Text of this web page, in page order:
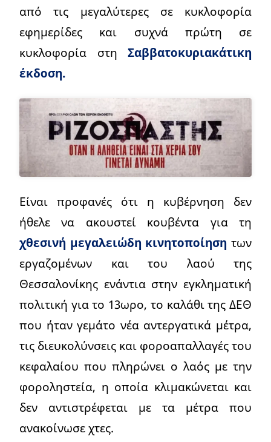
από τις μεγαλύτερες σε κυκλοφορία
εφημερίδες και συχνά πρώτη σε
κυκλοφορία στη Σαββατοκυριακάτικη
έκδοση.
Είναι προφανές ότι η κυβέρνηση δεν
ήθελε να ακουστεί κουβέντα για τη
χθεσινή μεγαλειώδη κινητοποίηση των
εργαζομένων και του λαού της
Θεσσαλονίκης ενάντια στην εγκληματική
πολιτική για το 13ωρο, το καλάθι της ΔΕΘ
που ήταν γεμάτο νέα αντεργατικά μέτρα,
τις διευκολύνσεις και φοροαπαλλαγές του
κεφαλαίου που πληρώνει ο λαός με την
φοροληστεία, η οποία κλιμακώνεται και
δεν αντιστρέφεται με τα μέτρα που
ανακοίνωσε χτες.